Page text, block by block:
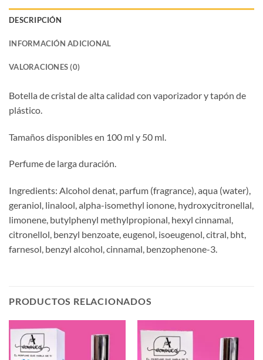
DESCRIPCIÓN
INFORMACIÓN ADICIONAL
VALORACIONES (0)
Botella de cristal de alta calidad con vaporizador y tapón de
plástico.
Tamaños disponibles en 100 ml y 50 ml.
Perfume de larga duración.
Ingredients: Alcohol denat, parfum (fragrance), aqua (water),
geraniol, linalool, alpha-isomethyl ionone, hydroxycitronellal,
limonene, butylphenyl methylpropional, hexyl cinnamal,
citronellol, benzyl benzoate, eugenol, isoeugenol, citral, bht,
farnesol, benzyl alcohol, cinnamal, benzophenone-3.
PRODUCTOS RELACIONADOS